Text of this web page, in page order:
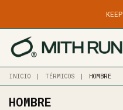
DESPACHO EN 24/48 HS
INICIO | TÉRMICOS | HOMBRE
HOMBRE